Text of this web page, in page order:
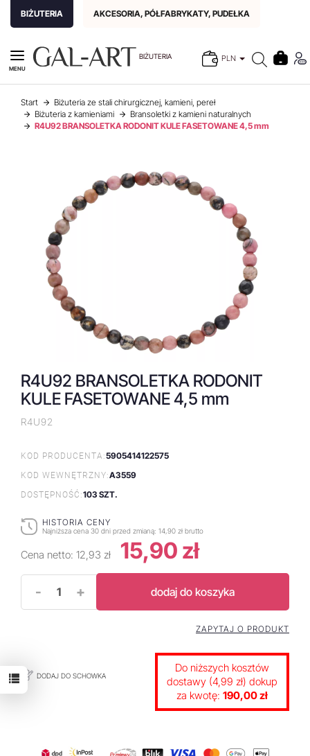
BIŻUTERIA AKCESORIA, PÓŁFABRYKATY, PUDEŁKA
BIŻUTERIA PLN
MENU
Start
Biżuteria ze stali chirurgicznej, kamieni, pereł
Biżuteria z kamieniami
Bransoletki z kamieni naturalnych
R4U92 BRANSOLETKA RODONIT KULE FASETOWANE 4,5 mm
R4U92 BRANSOLETKA RODONIT
KULE FASETOWANE 4,5 mm
R4U92
KOD PRODUCENTA:5905414122575
KOD WEWNĘTRZNY:A3559
DOSTĘPNOŚĆ:103 SZT.
HISTORIA CENY
Najniższa cena 30 dni przed zmianą: 14,90 zł brutto
Cena netto: 12,93 zł 15,90 zł
- + dodaj do koszyka
DODAJ DO SCHOWKA
ZAPYTAJ O PRODUKT
Do niższych kosztów
dostawy (4,99 zł) dokup
za kwotę: 190,00 zł